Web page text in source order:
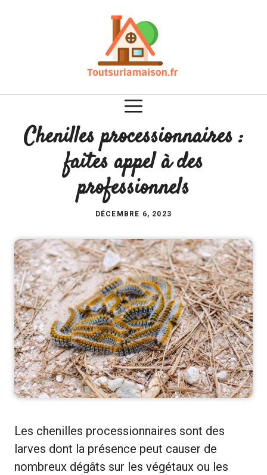
Chenilles processionnaires :
faites appel à des
professionnels
DÉCEMBRE 6, 2023
Les chenilles processionnaires sont des
larves dont la présence peut causer de
nombreux dégâts sur les végétaux ou les